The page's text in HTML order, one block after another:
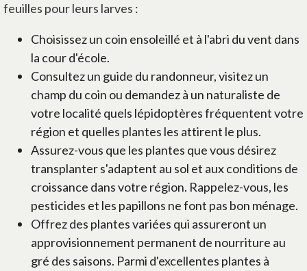
feuilles pour leurs larves :
Choisissez un coin ensoleillé et à l'abri du vent dans
la cour d'école.
Consultez un guide du randonneur, visitez un
champ du coin ou demandez à un naturaliste de
votre localité quels lépidoptères fréquentent votre
région et quelles plantes les attirent le plus.
Assurez-vous que les plantes que vous désirez
transplanter s'adaptent au sol et aux conditions de
croissance dans votre région. Rappelez-vous, les
pesticides et les papillons ne font pas bon ménage.
Offrez des plantes variées qui assureront un
approvisionnement permanent de nourriture au
gré des saisons. Parmi d'excellentes plantes à